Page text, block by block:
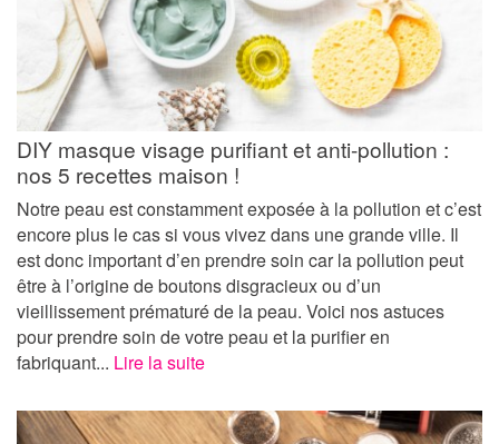
DIY masque visage purifiant et anti-pollution :
nos 5 recettes maison !
Notre peau est constamment exposée à la pollution et c’est
encore plus le cas si vous vivez dans une grande ville. Il
est donc important d’en prendre soin car la pollution peut
être à l’origine de boutons disgracieux ou d’un
vieillissement prématuré de la peau. Voici nos astuces
pour prendre soin de votre peau et la purifier en
fabriquant... Lire la suite